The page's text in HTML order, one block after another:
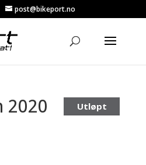
post@bikeport.no
Utløpt
2020